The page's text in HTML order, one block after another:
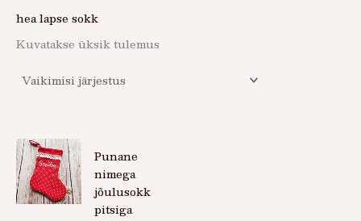
hea lapse sokk
Kuvatakse üksik tulemus
Punane
nimega
jõulusokk
pitsiga